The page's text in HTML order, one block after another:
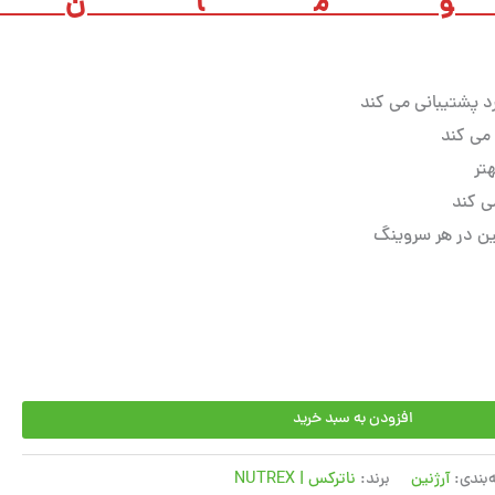
پشتیبانی می کند
کند
کند
افزودن به سبد خرید
آرژنین برند: ناترکس | NUTREX